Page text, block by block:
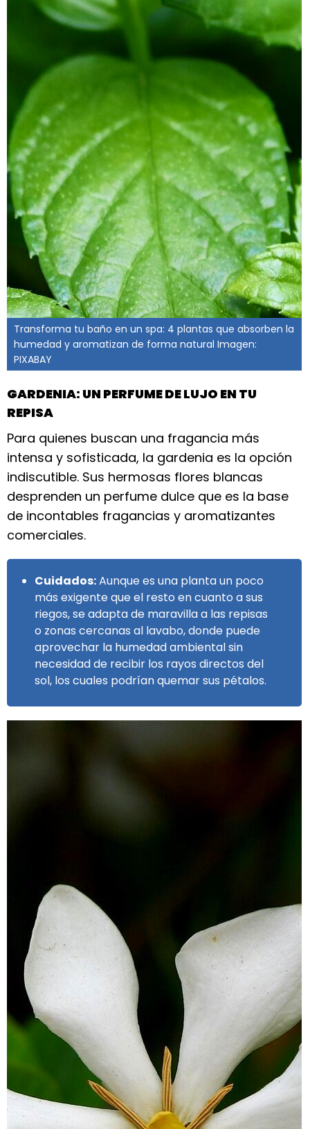
Transforma tu baño en un spa: 4 plantas que absorben la
humedad y aromatizan de forma natural Imagen:
PIXABAY
GARDENIA: UN PERFUME DE LUJO EN TU
REPISA
Para quienes buscan una fragancia más
intensa y sofisticada, la gardenia es la opción
indiscutible. Sus hermosas flores blancas
desprenden un perfume dulce que es la base
de incontables fragancias y aromatizantes
comerciales.
Cuidados:Aunque es una planta un poco
más exigente que el resto en cuanto a sus
riegos, se adapta de maravilla a las repisas
o zonas cercanas al lavabo, donde puede
aprovechar la humedad ambiental sin
necesidad de recibir los rayos directos del
sol, los cuales podrían quemar sus pétalos.